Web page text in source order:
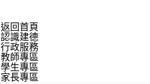
返回首頁
認識建德
行政服務
教師專區
學生專區
家長專區